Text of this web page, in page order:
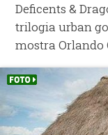
Deficents &
trilogia urban
mostra Orlando